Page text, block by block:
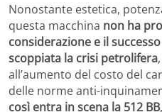
Nonostante estetica,
questa macchina non ha
considerazione e il
scoppiata la crisi petrolifera
all’aumento del costo del
delle norme anti-
così entra in scena la 512 BB